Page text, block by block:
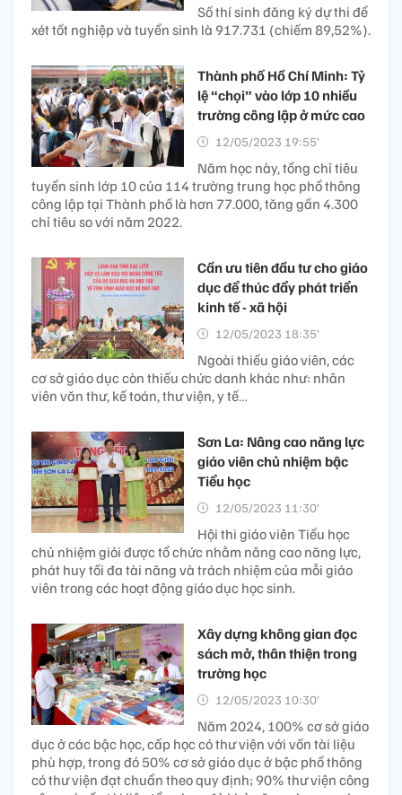
Số thí sinh đăng ký dự thi để
xét tốt nghiệp và tuyển sinh là 917.731 (chiếm 89,52%).
Thành phố Hồ Chí Minh: Tỷ
lệ “chọi” vào lớp 10 nhiều
trường công lập ở mức cao
12/05/2023 19:55’
Năm học này, tổng chỉ tiêu
tuyển sinh lớp 10 của 114 trường trung học phổ thông
công lập tại Thành phố là hơn 77.000, tăng gần 4.300
chỉ tiêu so với năm 2022.
Cần ưu tiên đầu tư cho giáo
dục để thúc đẩy phát triển
kinh tế - xã hội
12/05/2023 18:35’
Ngoài thiếu giáo viên, các
cơ sở giáo dục còn thiếu chức danh khác như: nhân
viên văn thư, kế toán, thư viện, y tế…
Sơn La: Nâng cao năng lực
giáo viên chủ nhiệm bậc
Tiểu học
12/05/2023 11:30’
Hội thi giáo viên Tiểu học
chủ nhiệm giỏi được tổ chức nhằm nâng cao năng lực,
phát huy tối đa tài năng và trách nhiệm của mỗi giáo
viên trong các hoạt động giáo dục học sinh.
Xây dựng không gian đọc
sách mở, thân thiện trong
trường học
12/05/2023 10:30’
Năm 2024, 100% cơ sở giáo
dục ở các bậc học, cấp học có thư viện với vốn tài liệu
phù hợp, trong đó 50% cơ sở giáo dục ở bậc phổ thông
có thư viện đạt chuẩn theo quy định; 90% thư viện công